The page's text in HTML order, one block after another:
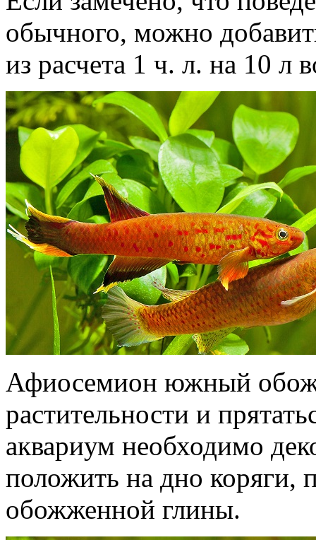
обычного, можно
из расчета 1 ч. л. на 10 л
Афиосемион южный
растительности и
аквариум необходимо
положить на дно коряги,
обожженной глины.